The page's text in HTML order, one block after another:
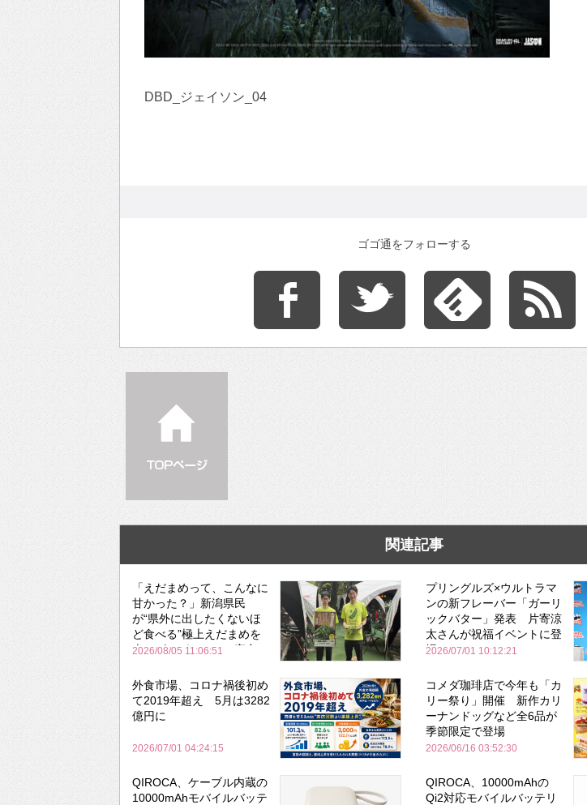
DBD_ジェイソン_04
ゴゴ通をフォローする
関連記事
「えだまめって、こんなに
甘かった？」新潟県民
が“県外に出したくないほ
ど食べる”極上えだまめを
森のビアガーデンで実食
2026/08/05 11:06:51
プリングルズ×ウルトラマ
ンの新フレーバー「ガーリ
ックバター」発表 片寄涼
太さんが祝福イベントに登
場
2026/07/01 10:12:21
外食市場、コロナ禍後初め
て2019年超え 5月は3282
億円に
2026/07/01 04:24:15
コメダ珈琲店で今年も「カ
リー祭り」開催 新作カリ
ーナンドッグなど全6品が
季節限定で登場
2026/06/16 03:52:30
QIROCA、ケーブル内蔵の
10000mAhモバイルバッテ
QIROCA、10000mAhの
Qi2対応モバイルバッテリ